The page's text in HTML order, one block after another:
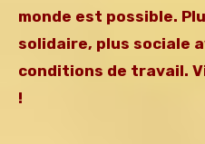
monde est possible.
solidaire, plus sociale
conditions de travail.
!